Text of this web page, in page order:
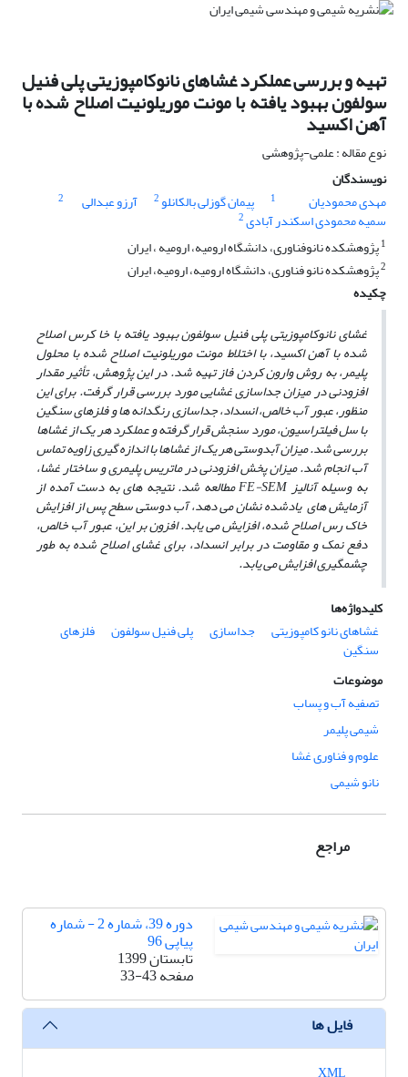
تهیه و بررسی عملکرد غشاهای نانوکامپوزیتی پلی فنیل
سولفون بهبود یافته با مونت موریلونیت اصلاح شده با
آهن اکسید
نوع مقاله : علمی-پژوهشی
نویسندگان
مهدی محمودیان
1 پیمان گوزلی بالکانلو2 آرزو عبدالی 2
سمیه محمودی اسکندر آبادی2
1پژوهشکده نانوفناوری، دانشگاه ارومیه، ارومیه ، ایران
2پژوهشکده نانو فناوری، دانشگاه ارومیه، ارومیه، ایران
چکیده
غشای نانوکامپوزیتی پلی فنیل سولفون بهبود یافته با خا ک­رس اصلاح
شده با آهن اکسید، با اختلاط مونت موریلونیت اصلاح شده با محلول
پلیمر، به روش وارون کردن فاز تهیه شد. در این پژوهش، تأثیر مقدار
افزودنی در میزان جداسازی غشایی مورد بررسی قرار گرفت. برای این
منظور، عبور آب خالص، انسداد، جداسازی رنگدانه­ ها و فلزهای سنگین
با سل فیلتراسیون، مورد سنجش قرار گرفته و عملکرد هر یک از غشاها
بررسی شد. میزان آب­دوستی هر یک از غشاها با اندازه ­گیری زاویه تماس
آب انجام شد. میزان پخش افزودنی در ماتریس پلیمری و ساختار غشا،
به ­وسیله آنالیز FE-SEM مطالعه شد. نتیجه­ های به دست آمده از
آزمایش­ های یادشده نشان می­ دهد، آب ­دوستی سطح پس از افزایش
خاک رس اصلاح شده، افزایش می­ یابد. افزون بر این، عبور آب خالص،
دفع نمک و مقاومت در برابر انسداد، برای غشای اصلاح شده به طور
چشمگیری افزایش می ­یابد.
کلیدواژه‌ها
غشاهای نانو کامپوزیتی
جداسازی پلی فنیل سولفون فلزهای
سنگین
موضوعات
تصفیه آب و پساب
شیمی پلیمر
علوم و فناوری غشا
نانو شیمی
مراجع
دوره 39، شماره 2 - شماره
پیاپی 96
تابستان 1399
صفحه33-43
فایل ها